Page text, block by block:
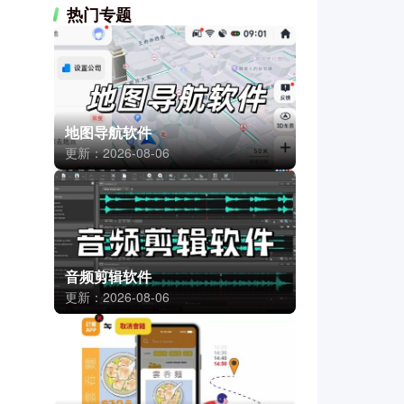
热门专题
地图导航软件
更新：2026-08-06
音频剪辑软件
更新：2026-08-06